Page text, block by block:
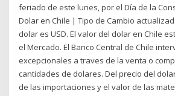
feriado de este lunes, por el Día de la
Dolar en Chile | Tipo de Cambio
dolar es USD. El valor del dolar en Chile
el Mercado. El Banco Central de Chile
excepcionales a traves de la venta o
cantidades de dolares. Del precio del
de las importaciones y el valor de las